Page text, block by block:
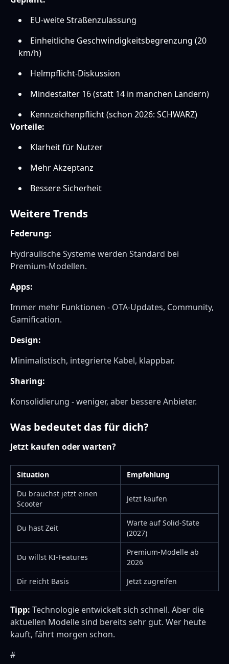
EU-weite Straßenzulassung
Einheitliche Geschwindigkeitsbegrenzung (20
km/h)
Helmpflicht-Diskussion
Mindestalter 16 (statt 14 in manchen Ländern)
Kennzeichenpflicht (schon 2026: SCHWARZ)
Vorteile:
Klarheit für Nutzer
Mehr Akzeptanz
Bessere Sicherheit
Weitere Trends
Federung:
Hydraulische Systeme werden Standard bei
Premium-Modellen.
Apps:
Immer mehr Funktionen - OTA-Updates, Community,
Gamification.
Design:
Minimalistisch, integrierte Kabel, klappbar.
Sharing:
Konsolidierung - weniger, aber bessere Anbieter.
Was bedeutet das für dich?
Jetzt kaufen oder warten?
Situation
Empfehlung
Du brauchst jetzt einen
Scooter
Jetzt kaufen
Du hast Zeit
Warte auf Solid-State
(2027)
Du willst KI-Features
Premium-Modelle ab
2026
Dir reicht Basis
Jetzt zugreifen
Tipp: Technologie entwickelt sich schnell. Aber die
aktuellen Modelle sind bereits sehr gut. Wer heute
kauft, fährt morgen schon.
#